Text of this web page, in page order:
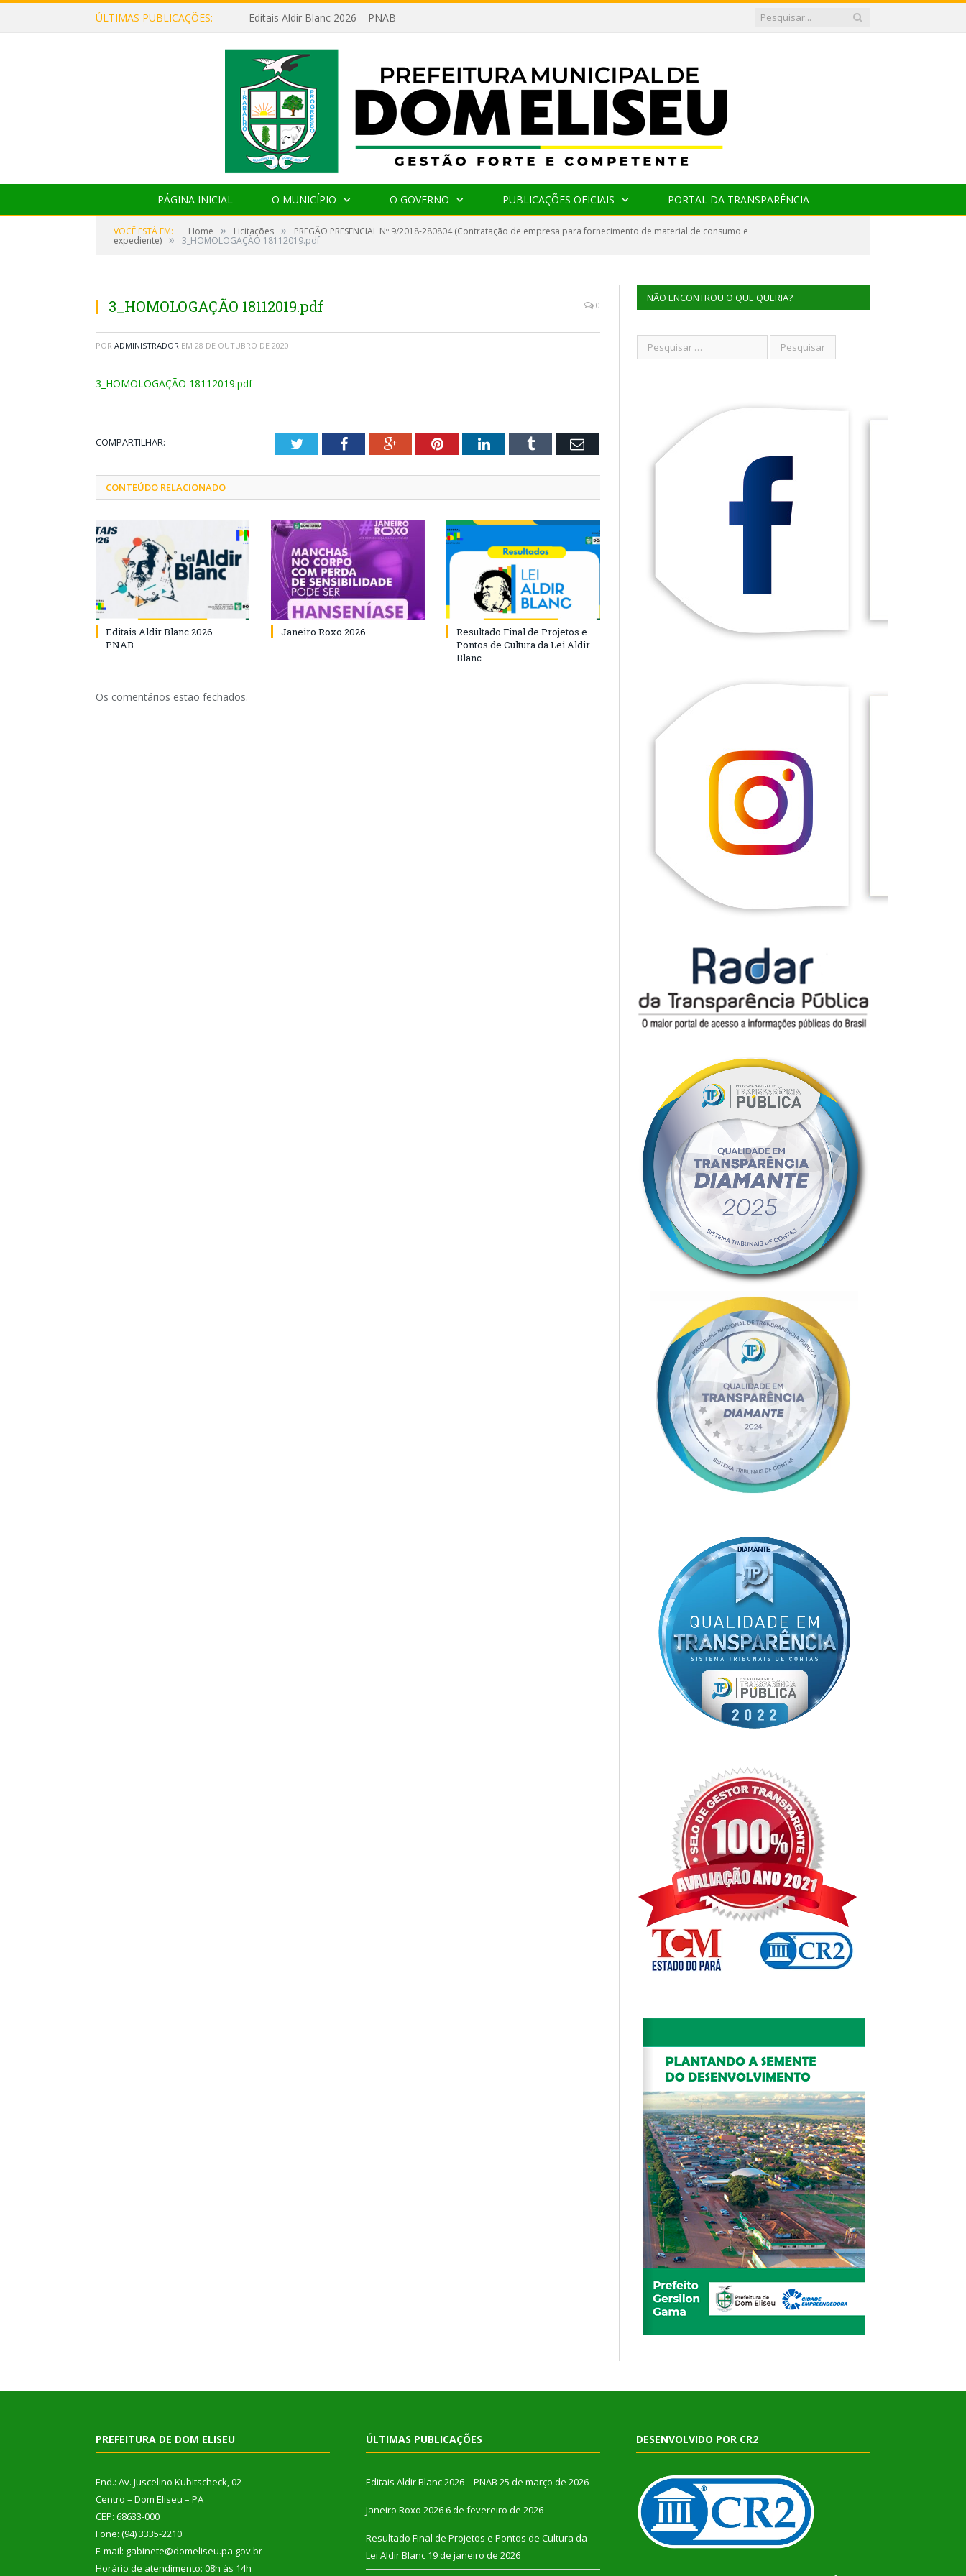
ÚLTIMAS PUBLICAÇÕES: Editais Aldir Blanc 2026 – PNAB
PÁGINA INICIAL O MUNICÍPIO O GOVERNO PUBLICAÇÕES OFICIAIS PORTAL DA TRANSPARÊNCIA
VOCÊ ESTÁ EM: Home » Licitações » PREGÃO PRESENCIAL Nº 9/2018-280804 (Contratação de empresa para fornecimento de material de consumo e
expediente) » 3_HOMOLOGAÇÃO 18112019.pdf
3_HOMOLOGAÇÃO 18112019.pdf 0
POR ADMINISTRADOR EM 28 DE OUTUBRO DE 2020
3_HOMOLOGAÇÃO 18112019.pdf
COMPARTILHAR: TwitterFacebookGoogle+PinterestLinkedInTumblr Email
CONTEÚDO RELACIONADO
Editais Aldir Blanc 2026 –
PNAB
Janeiro Roxo 2026
Resultado Final de Projetos e
Pontos de Cultura da Lei Aldir
Blanc
Os comentários estão fechados.
NÃO ENCONTROU O QUE QUERIA?
PREFEITURA DE DOM ELISEU
End.: Av. Juscelino Kubitscheck, 02
Centro – Dom Eliseu – PA
CEP: 68633-000
Fone: (94) 3335-2210
E-mail: gabinete@domeliseu.pa.gov.br
Horário de atendimento: 08h às 14h
ÚLTIMAS PUBLICAÇÕES
Editais Aldir Blanc 2026 – PNAB 25 de março de 2026
Janeiro Roxo 2026 6 de fevereiro de 2026
Resultado Final de Projetos e Pontos de Cultura da
Lei Aldir Blanc 19 de janeiro de 2026
DESENVOLVIDO POR CR2